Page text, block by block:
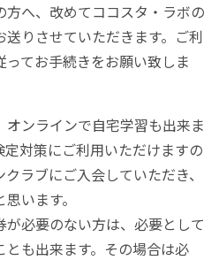
へ、改めてココスタ・ラボの
りさせていただきます。ご利
てお手続きをお願い致しま
ンラインで自宅学習も出来ま
対策にご利用いただけますの
ラブにご入会していただき、
います。
必要のない方は、必要として
も出来ます。その場合は必